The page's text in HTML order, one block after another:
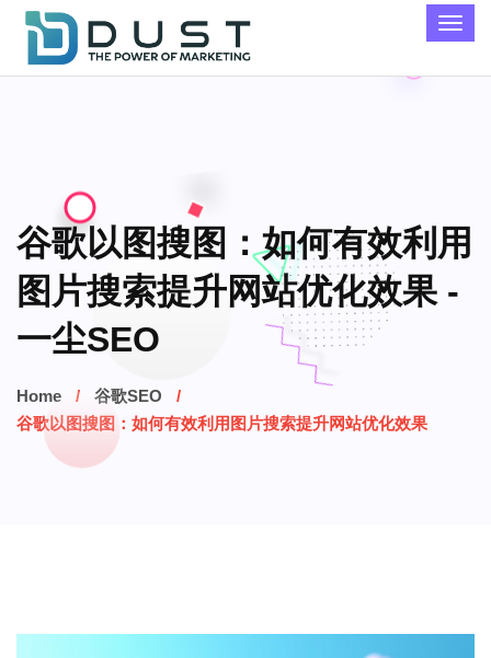
谷歌以图搜图：如何有效利用
图片搜索提升网站优化效果 -
一尘SEO
Home
谷歌SEO
谷歌以图搜图：如何有效利用图片搜索提升网站优化效果